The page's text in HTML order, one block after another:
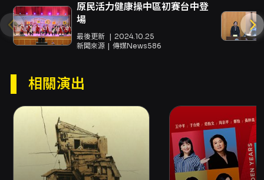
提供創意性的音色處理，而傳統樂器與民謠的演
奏則維持情感的直接傳遞，兩者平衡出既親近又
具探索性的聲音地景。對於偏好現場演出互動與
聲響層次豐富的聽眾來說，這場演出提供了一個
編排上預期會保留連貫的情緒流與段落感，適合
觀眾。 此外，本場次演出將同步進行錄影，參與
現場演出的人可在體驗中成為活動影像的一部
分；主辦單位也以恆春文化中心為場地承辦，提
供在地文化場域的支撐。綜合以上，觀眾前往此
場演出可期待：一場根植於恆春風土的聲響旅
程、民謠與雷鬼律動交織的溫暖節奏、實驗電子
原民活力健康操中區初賽台中登
場
最後更新
2024.10.25
新聞來源
傳媒News586
相關演出